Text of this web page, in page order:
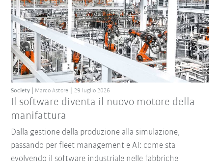
Il software diventa il nuovo motore della
manifattura
Society Marco Astore 29 luglio 2026
Dalla gestione della produzione alla simulazione,
passando per fleet management e AI: come sta
evolvendo il software industriale nelle fabbriche